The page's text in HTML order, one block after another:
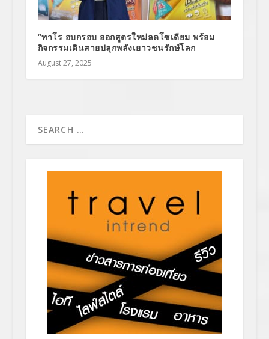
“ทาโร อบกรอบ ออกสูตรใหม่ลดโซเดียม พร้อม
กิจกรรมเดินสายปลุกพลังเยาวชนรักษ์โลก
August 27, 2025